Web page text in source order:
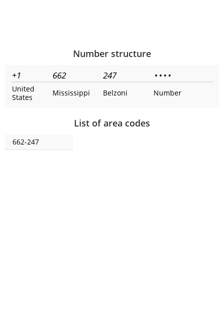
Number structure
+1 662 247 • • • •
United
States
Mississippi Belzoni Number
List of area codes
662-247